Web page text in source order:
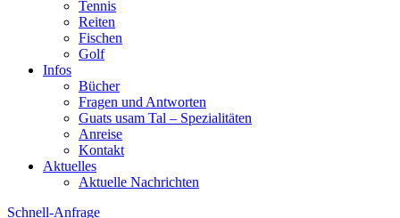
Tennis
Reiten
Fischen
Golf
Infos
Bücher
Fragen und Antworten
Guats usam Tal – Spezialitäten
Anreise
Kontakt
Aktuelles
Aktuelle Nachrichten
Schnell-Anfrage